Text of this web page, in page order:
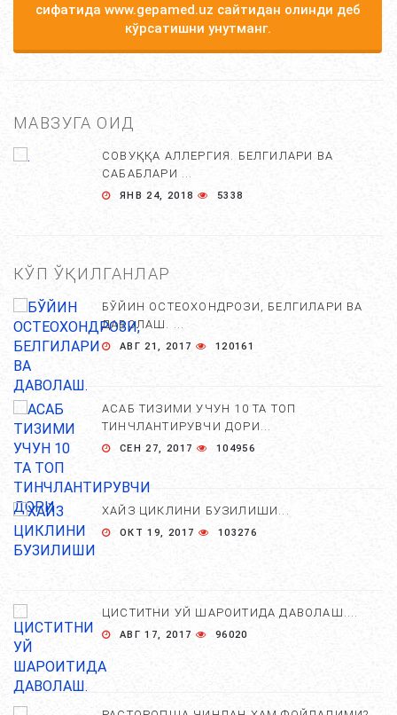
сифатида www.gepamed.uz сайтидан олинди деб
кўрсатишни унутманг.
МАВЗУГА ОИД
СОВУҚҚА АЛЛЕРГИЯ. БЕЛГИЛАРИ ВА
САБАБЛАРИ ...
ЯНВ 24, 2018 5338
КЎП ЎҚИЛГАНЛАР
БЎЙИН ОСТЕОХОНДРОЗИ, БЕЛГИЛАРИ ВА
ДАВОЛАШ. ...
АВГ 21, 2017 120161
АСАБ ТИЗИМИ УЧУН 10 ТА ТОП
ТИНЧЛАНТИРУВЧИ ДОРИ...
СЕН 27, 2017 104956
ХАЙЗ ЦИКЛИНИ БУЗИЛИШИ...
ОКТ 19, 2017 103276
ЦИСТИТНИ УЙ ШАРОИТИДА ДАВОЛАШ....
АВГ 17, 2017 96020